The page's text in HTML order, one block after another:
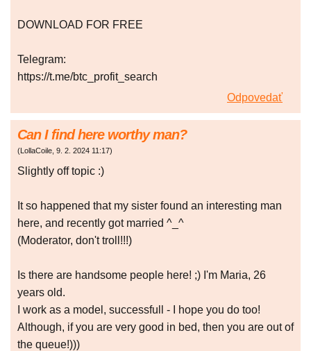
DOWNLOAD FOR FREE
Telegram:
https://t.me/btc_profit_search
Odpovedať
Can I find here worthy man?
(LollaCoile 9. 2. 2024 11:17)
Slightly off topic :)
It so happened that my sister found an interesting man
here, and recently got married ^_^
(Moderator, don't troll!!!)
Is there are handsome people here! ;) I'm Maria, 26
years old.
I work as a model, successfull - I hope you do too!
Although, if you are very good in bed, then you are out of
the queue!)))